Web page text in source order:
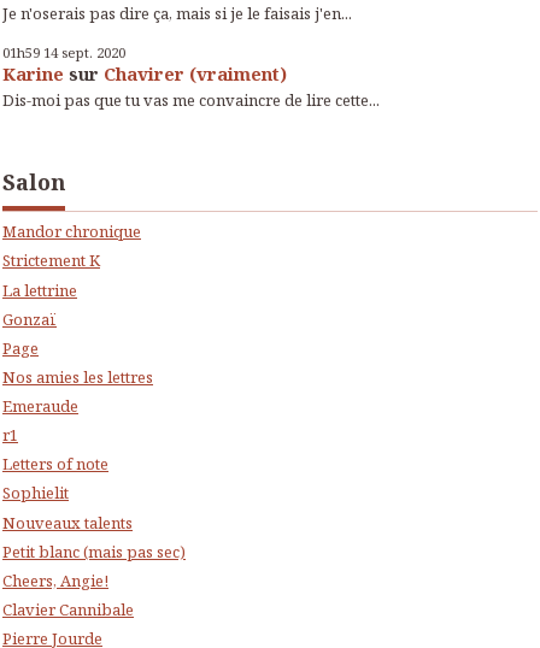
Je n'oserais pas dire ça, mais si je le faisais j'en...
01h59 14 sept. 2020
Karine sur Chavirer (vraiment)
Dis-moi pas que tu vas me convaincre de lire cette...
Salon
Mandor chronique
Strictement K
La lettrine
Gonzaï
Page
Nos amies les lettres
Emeraude
r1
Letters of note
Sophielit
Nouveaux talents
Petit blanc (mais pas sec)
Cheers, Angie!
Clavier Cannibale
Pierre Jourde